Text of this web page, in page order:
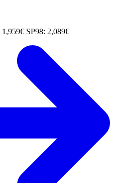
1,959€ SP98: 2,089€